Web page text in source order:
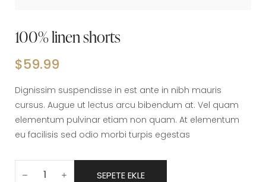
100% linen shorts
$59.99
Dignissim suspendisse in est ante in nibh mauris
cursus. Augue ut lectus arcu bibendum at. Vel quam
elementum pulvinar etiam non quam. At elementum
eu facilisis sed odio morbi turpis egestas
SEPETE EKLE